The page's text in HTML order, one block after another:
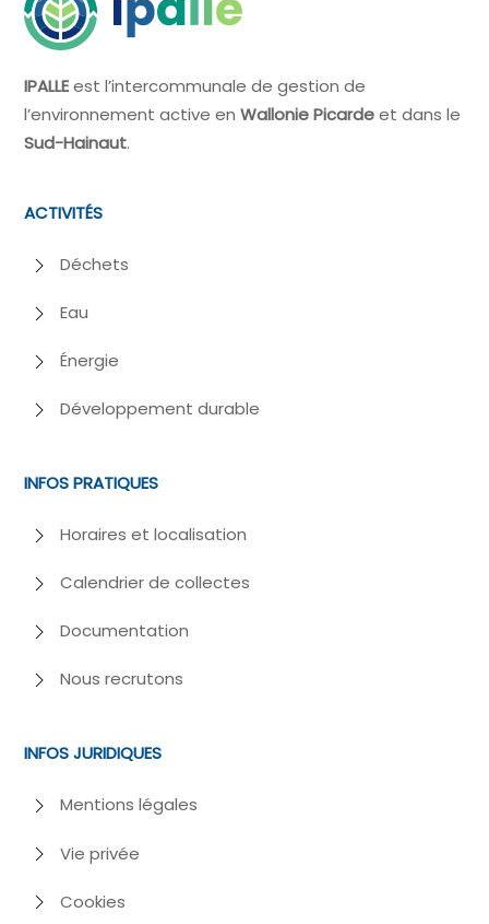
IPALLEest l’intercommunale de gestion de
l’environnement active enWallonie Picardeet dans le
Sud-Hainaut.
ACTIVITÉS
Déchets
Eau
Énergie
Développement durable
INFOS PRATIQUES
Horaires et localisation
Calendrier de collectes
Documentation
Nous recrutons
INFOS JURIDIQUES
Mentions légales
Vie privée
Cookies